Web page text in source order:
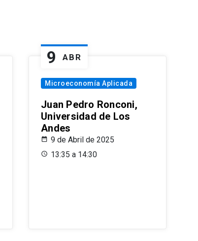
9 ABR
Microeconomía Aplicada
Juan Pedro Ronconi,
Universidad de Los
Andes
9 de Abril de 2025
13:35 a 14:30